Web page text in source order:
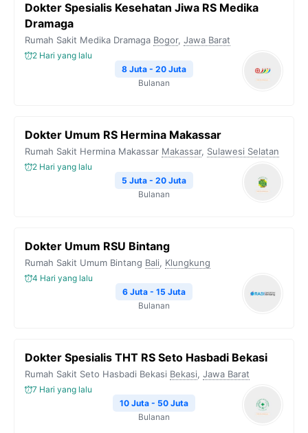
Dokter Spesialis Kesehatan Jiwa RS Medika
Dramaga
Rumah Sakit Medika Dramaga Bogor, Jawa Barat
2 Hari yang lalu
8 Juta - 20 Juta
Bulanan
Dokter Umum RS Hermina Makassar
Rumah Sakit Hermina Makassar Makassar, Sulawesi Selatan
2 Hari yang lalu
5 Juta - 20 Juta
Bulanan
Dokter Umum RSU Bintang
Rumah Sakit Umum Bintang Bali, Klungkung
4 Hari yang lalu
6 Juta - 15 Juta
Bulanan
Dokter Spesialis THT RS Seto Hasbadi Bekasi
Rumah Sakit Seto Hasbadi Bekasi Bekasi, Jawa Barat
7 Hari yang lalu
10 Juta - 50 Juta
Bulanan